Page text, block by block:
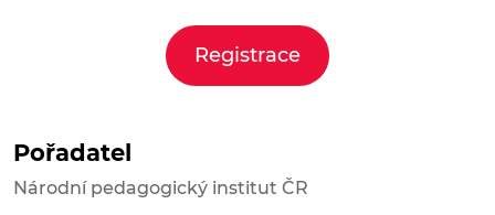
Registrace
Pořadatel
Národní pedagogický institut ČR